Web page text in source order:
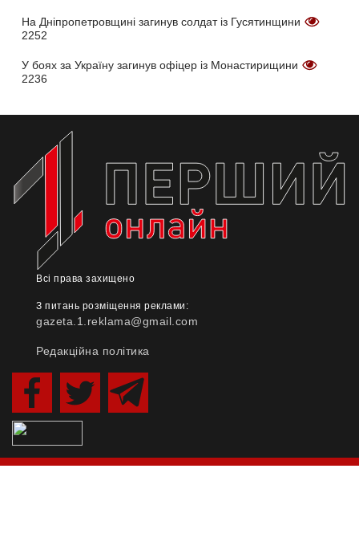
На Дніпропетровщині загинув солдат із Гусятинщини
2252
У боях за Україну загинув офіцер із Монастирищини
2236
Всі права захищено
З питань розміщення реклами:
gazeta.1.reklama@gmail.com
Редакційна політика